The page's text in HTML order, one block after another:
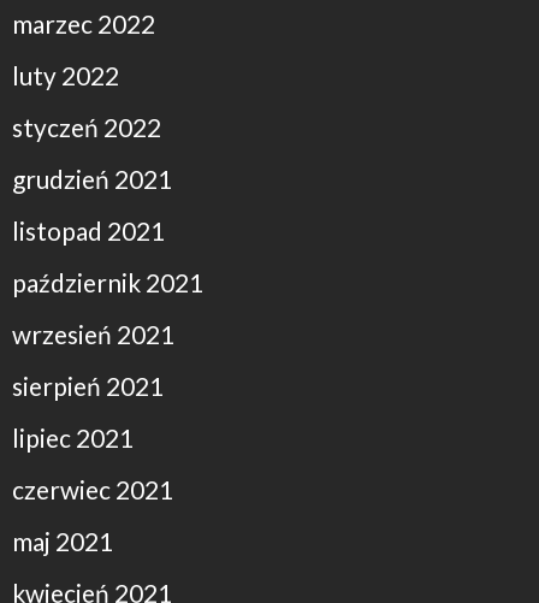
marzec 2022
luty 2022
styczeń 2022
grudzień 2021
listopad 2021
październik 2021
wrzesień 2021
sierpień 2021
lipiec 2021
czerwiec 2021
maj 2021
kwiecień 2021